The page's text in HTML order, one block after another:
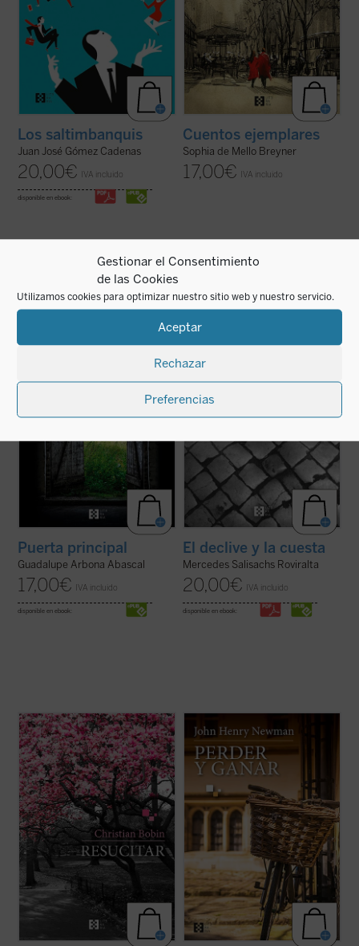
Gestionar el Consentimiento
de las Cookies
Utilizamos cookies para optimizar nuestro sitio web y nuestro servicio.
Aceptar
Rechazar
Preferencias
Los saltimbanquis
Juan José Gómez Cadenas
20,00€ IVA incluido
disponible en ebook:
Cuentos ejemplares
Sophia de Mello Breyner
17,00€ IVA incluido
Este cuaderno de notas recoge todo lo que
marcados por la enfermedad, le permiten
Puerta principal
Guadalupe Arbona Abascal
17,00€ IVA incluido
disponible en ebook:
Hito importante en la novelística de
Mercedes Salisachs,
es un relato directo y valiente en el que,
con gran hondura el ...
El declive y la cuesta
Mercedes Salisachs Roviralta
20,00€ IVA incluido
disponible en ebook:
EnResucitar, libro escrito con el
inconfundible estilo fragmentario y a veces
aforístico que caracteriza a Christian
Bobin, todas las páginas orbitan en torno a
la muerte del padre del autor tras una larga
enfermedad de Alzheimer. Una ...(ver ficha)
Perder y ganar
autobiográfica escrita por el beato John
Henry Newman, que nos permite
adentrarnos en su fascinante personalidad
a través del protagonista de la obra,
Charles Reading, y descubrir en toda su
hondura las ...
(ver ficha)